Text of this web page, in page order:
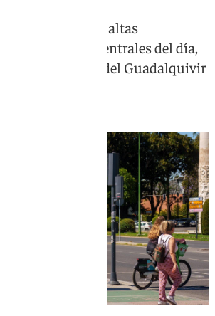
de un episodio de altas
las horas centrales del día,
zonas del valle del Guadalquivir